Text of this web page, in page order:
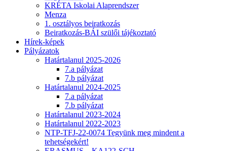
KRÉTA Iskolai Alaprendszer
Menza
1. osztályos beiratkozás
Beiratkozás-BÁI szülői tájékoztató
Hírek-képek
Pályázatok
Határtalanul 2025-2026
7.a pályázat
7.b pályázat
Határtalanul 2024-2025
7.a pályázat
7.b pályázat
Határtalanul 2023-2024
Határtalanul 2022-2023
NTP-TFJ-22-0074 Tegyünk meg mindent a
tehetségekért!